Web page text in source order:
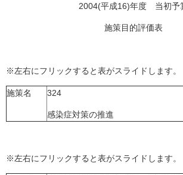
2004(平成16)年度 当初予
施策目的評価表
※左右にフリックすると表がスライドします。
施策名 324
感染症対策の推進
※左右にフリックすると表がスライドします。